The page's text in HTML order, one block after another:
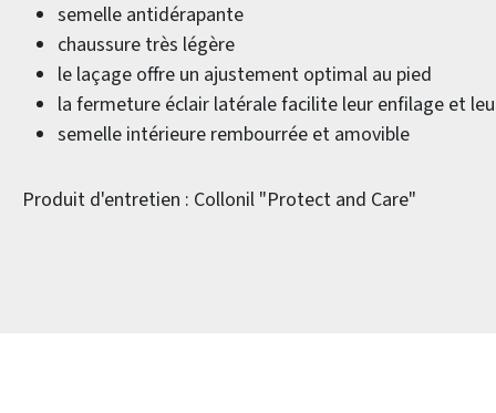
semelle antidérapante
chaussure très légère
le laçage offre un ajustement optimal au pied
la fermeture éclair latérale facilite leur enfilage et
semelle intérieure rembourrée et amovible
Produit d'entretien : Collonil "Protect and Care"